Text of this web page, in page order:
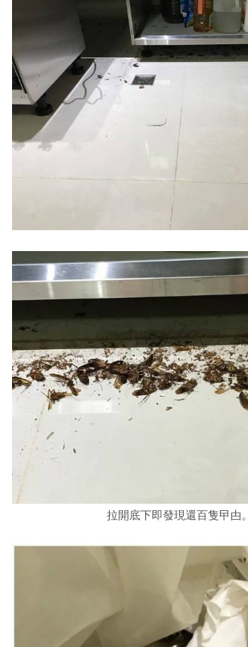
拉開底下即發現還百隻曱甴。